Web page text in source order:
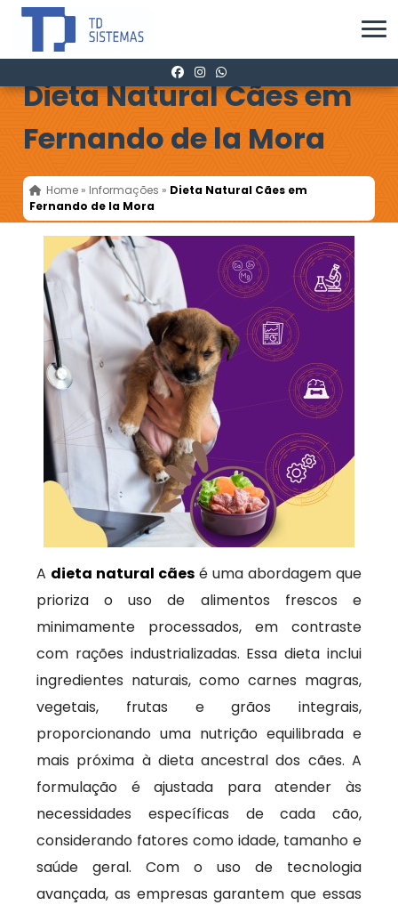
Dieta Natural Cães em
Fernando de la Mora
Home » Informações » Dieta Natural Cães em
Fernando de la Mora
A dieta natural cães é uma abordagem que
prioriza o uso de alimentos frescos e
minimamente processados, em contraste
com rações industrializadas. Essa dieta inclui
ingredientes naturais, como carnes magras,
vegetais, frutas e grãos integrais,
proporcionando uma nutrição equilibrada e
mais próxima à dieta ancestral dos cães. A
formulação é ajustada para atender às
necessidades específicas de cada cão,
considerando fatores como idade, tamanho e
saúde geral. Com o uso de tecnologia
avançada, as empresas garantem que essas